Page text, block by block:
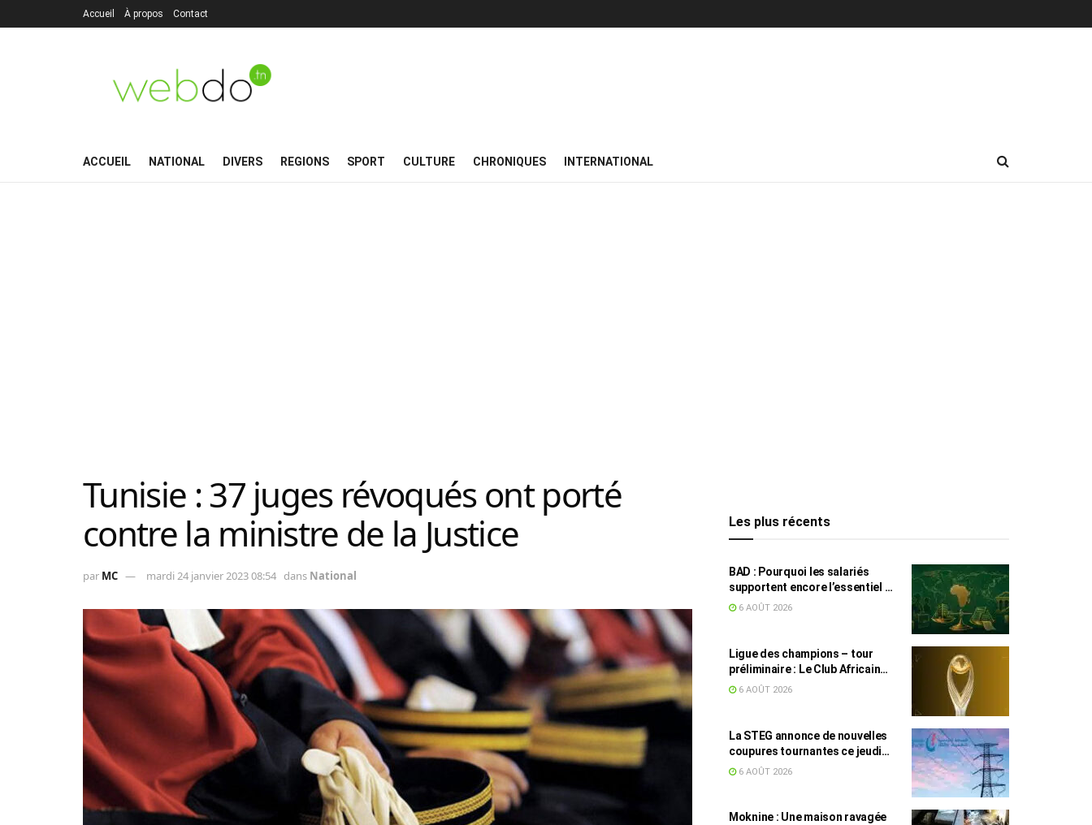
Accueil À propos Contact
ACCUEIL NATIONAL DIVERS REGIONS SPORT CULTURE CHRONIQUES INTERNATIONAL
Tunisie : 37 juges révoqués ont porté
contre la ministre de la Justice
par MC mardi 24 janvier 2023 08:54 dans National
Les plus récents
BAD : Pourquoi les salariés
supportent encore l’essentiel de
l’effort fiscal en Tunisie
6 AOÛT 2026
Ligue des champions – tour
préliminaire : Le Club Africain
face au Djoliba AC
6 AOÛT 2026
La STEG annonce de nouvelles
coupures tournantes ce jeudi
dans plusieurs régions
6 AOÛT 2026
Moknine : Une maison ravagée